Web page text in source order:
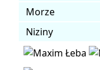
Morze
Niziny